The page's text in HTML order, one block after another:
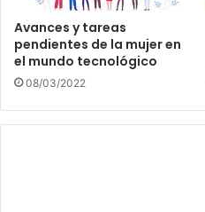
Avances y tareas
pendientes de la mujer en
el mundo tecnológico
08/03/2022